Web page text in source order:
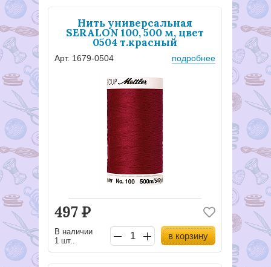
Нить универсальная
SERALON 100, 500 м, цвет
0504 т.красный
Арт. 1679-0504 подробнее
497Р
В наличии
1 шт..
в корзину